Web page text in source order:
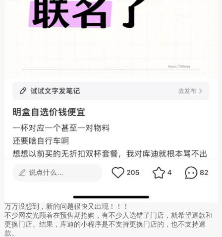
万万没想到，新的问题很快又出现！！！
不少网友光顾着在预售期抢购，有不少人选错了门店，就希望退款和
更换门店。结果，库迪的小程序是不支持更换门店的，也不支持退
款。